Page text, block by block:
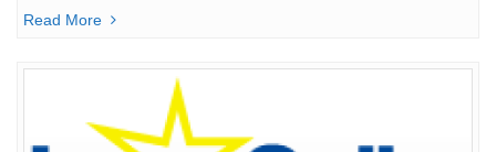
Read More